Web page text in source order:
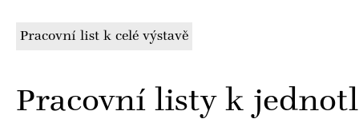
Pracovní list k celé výstavě
Pracovní listy k